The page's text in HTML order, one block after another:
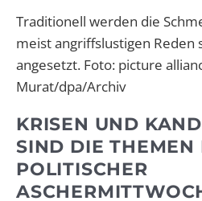
Traditionell werden die
meist angriffslustigen Reden
angesetzt. Foto: picture
Murat/dpa/Archiv
KRISEN UND
SIND DIE THEMEN
POLITISCHER